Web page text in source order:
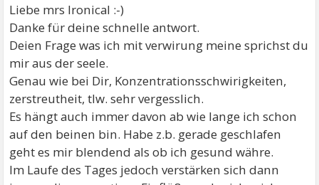
Liebe mrs Ironical :-)
Danke für deine schnelle antwort.
Deien Frage was ich mit verwirung meine sprichst du
mir aus der seele.
Genau wie bei Dir, Konzentrationsschwirigkeiten,
zerstreutheit, tlw. sehr vergesslich.
Es hängt auch immer davon ab wie lange ich schon
auf den beinen bin. Habe z.b. gerade geschlafen
geht es mir blendend als ob ich gesund währe.
Im Laufe des Tages jedoch verstärken sich dann